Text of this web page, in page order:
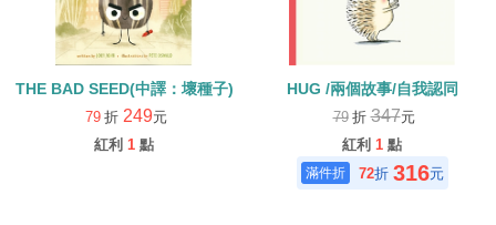
THE BAD SEED(中譯：壞種子)
79 折 249元
紅利 1 點
HUG /兩個故事/自我認同
79 折347元
紅利 1 點
72折 316元